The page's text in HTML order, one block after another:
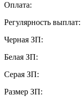
Оплата:
Регулярность выплат:
Черная ЗП:
Белая ЗП:
Серая ЗП:
Размер ЗП: